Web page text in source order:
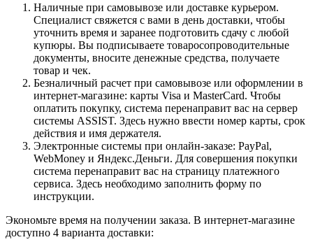
Наличные при самовывозе или доставке курьером.
Специалист свяжется с вами в день доставки, чтобы
уточнить время и заранее подготовить сдачу с любой
купюры. Вы подписываете товаросопроводительные
документы, вносите денежные средства, получаете
товар и чек.
Безналичный расчет при самовывозе или оформлении в
интернет-магазине: карты Visa и MasterCard. Чтобы
оплатить покупку, система перенаправит вас на сервер
системы ASSIST. Здесь нужно ввести номер карты, срок
действия и имя держателя.
Электронные системы при онлайн-заказе: PayPal,
WebMoney и Яндекс.Деньги. Для совершения покупки
система перенаправит вас на страницу платежного
сервиса. Здесь необходимо заполнить форму по
инструкции.
Экономьте время на получении заказа. В интернет-магазине
доступно 4 варианта доставки: